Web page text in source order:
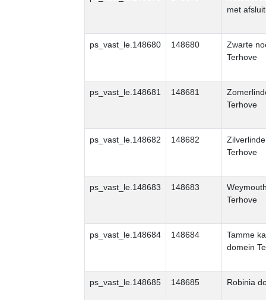
met
ps_vast_le.148680 148680
Zwarte
Terhove
ps_vast_le.148681 148681
Terhove
ps_vast_le.148682 148682
Terhove
ps_vast_le.148683 148683
Terhove
ps_vast_le.148684 148684
Tamme
domein
ps_vast_le.148685 148685 Robinia